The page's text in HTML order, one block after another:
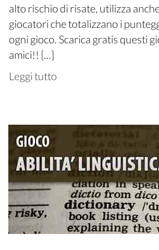
alto rischio di risate, utilizza
giocatori che totalizzano i
ogni gioco. Scarica gratis questi
amici!! [...]
Leggi tutto